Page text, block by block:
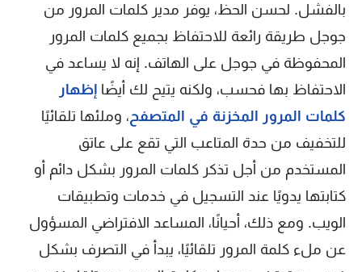
بالفشل. لحسن الحظ، يوفر مدير كلمات المرور من
جوجل طريقة رائعة للاحتفاظ بجميع كلمات المرور
المحفوظة في جوجل على الهاتف. إنه لا يساعد في
الاحتفاظ بها فحسب، ولكنه يتيح لك أيضًا إظهار
كلمات المرور المخزنة في المتصفح ، وملئها تلقائيًا
للتخفيف من حدة المتاعب التي تقع على عاتق
المستخدم من أجل تذكر كلمات المرور بشكل دائم أو
كتابتها يدويًا عند التسجيل في خدمات وتطبيقات
الويب. ومع ذلك، أحيانًا، المساعد الافتراضي المسؤول
عن ملء كلمة المرور تلقائيًا، يبدأ في التصرف بشكل